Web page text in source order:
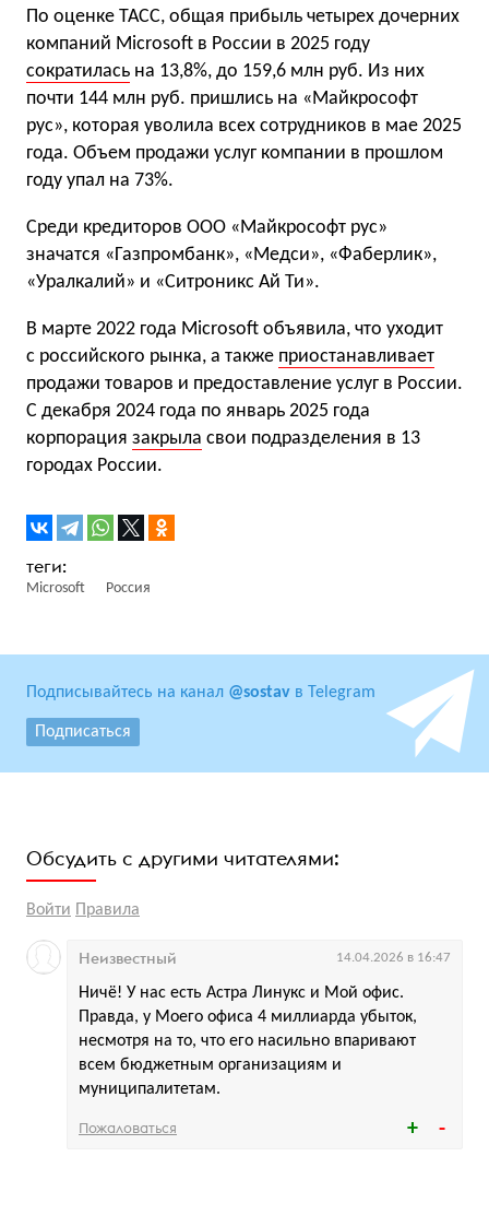
По оценке ТАСС, общая прибыль четырех дочерних
компаний Microsoft в России в 2025 году
сократилась на 13,8%, до 159,6 млн руб. Из них
почти 144 млн руб. пришлись на «Майкрософт
рус», которая уволила всех сотрудников в мае 2025
года. Объем продажи услуг компании в прошлом
году упал на 73%.
Среди кредиторов ООО «Майкрософт рус»
значатся «Газпромбанк», «Медси», «Фаберлик»,
«Уралкалий» и «Ситроникс Ай Ти».
В марте 2022 года Microsoft объявила, что уходит
с российского рынка, а также приостанавливает
продажи товаров и предоставление услуг в России.
С декабря 2024 года по январь 2025 года
корпорация закрыла свои подразделения в 13
городах России.
Microsoft Россия
Подписывайтесь на канал @sostav в Telegram
Подписаться
Обсудить с другими читателями:
Войти Правила
Ничё! У нас есть Астра Линукс и Мой офис.
Правда, у Моего офиса 4 миллиарда убыток,
несмотря на то, что его насильно впаривают
всем бюджетным организациям и
муниципалитетам.
Неизвестный 14.04.2026 в 16:47
Пожаловаться